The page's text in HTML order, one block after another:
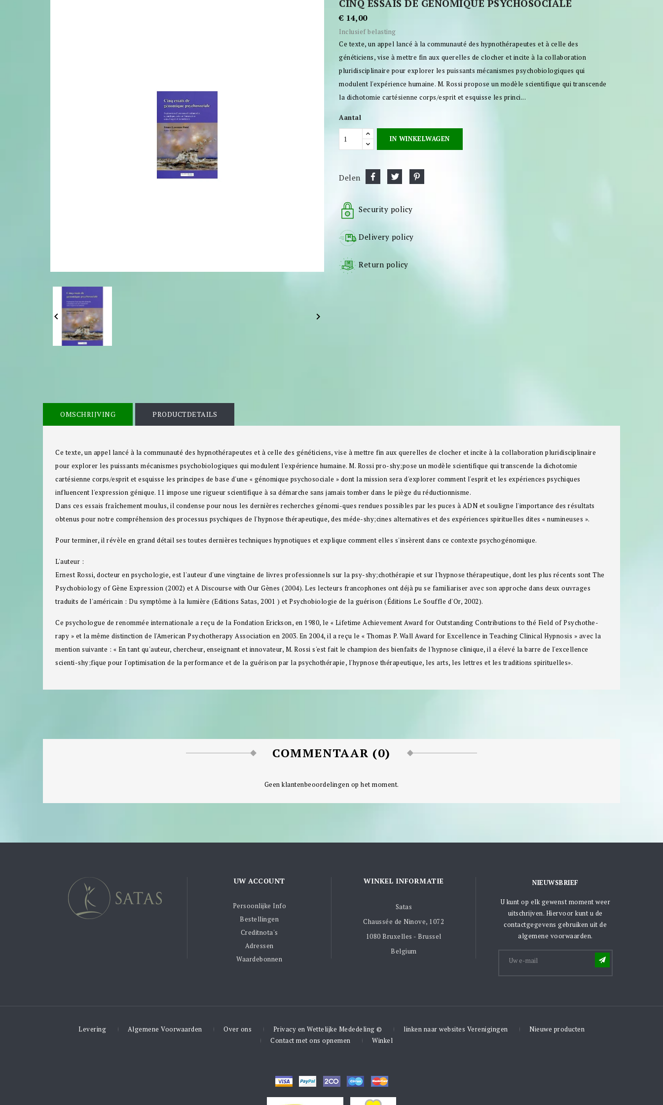
 
CINQ ESSAIS DE GÉNOMIQUE PSYCHOSOCIALE
€ 14,00
Inclusief belasting
Ce texte, un appel lancé à la communauté des hypnothérapeutes et à celle des
généticiens, vise à mettre fin aux querelles de clocher et incite à la collaboration
pluridisciplinaire pour explorer les puissants mécanismes psychobiologiques qui
modulent l'expérience humaine. M. Rossi pro­pose un modèle scientifique qui transcende
la dichotomie cartésienne corps/esprit et esquisse les princi...
Aantal
IN WINKELWAGEN
Delen
Security policy
Delivery policy
Return policy
OMSCHRIJVING PRODUCTDETAILS
Ce texte, un appel lancé à la communauté des hypnothérapeutes et à celle des généticiens, vise à mettre fin aux querelles de clocher et incite à la collaboration pluridisciplinaire
pour explorer les puissants mécanismes psychobiologiques qui modulent l'expérience humaine. M. Rossi pro-shy;pose un modèle scientifique qui transcende la dichotomie
cartésienne corps/esprit et esquisse les principes de base d'une « génomique psychosociale » dont la mission sera d'explorer comment l'esprit et les expériences psychiques
influencent l'expression génique. 11 impose une rigueur scientifique à sa démarche sans jamais tomber dans le piège du réductionnisme.
Dans ces essais fraîchement moulus, il condense pour nous les dernières recherches génomi-ques rendues possibles par les puces à ADN et souligne l'importance des résultats
obtenus pour notre compréhension des processus psychiques de l'hypnose thérapeutique, des méde-shy;cines alternatives et des expériences spirituelles dites « numineuses ».
Pour terminer, il révèle en grand détail ses toutes dernières techniques hypnotiques et explique comment elles s'insèrent dans ce contexte psychogénomique.
L'auteur :
Ernest Rossi, docteur en psychologie, est l'auteur d'une vingtaine de livres professionnels sur la psy-shy;chothérapie et sur l'hypnose thérapeutique, dont les plus récents sont The
Psychobiology of Gène Expression (2002) et A Discourse with Our Gènes (2004). Les lecteurs francophones ont déjà pu se familiariser avec son approche dans deux ouvrages
traduits de l'américain : Du symptôme à la lumière (Editions Satas, 2001 ) et Psychobiologie de la guérison (Éditions Le Souffle d'Or, 2002).
Ce psychologue de renommée internationale a reçu de la Fondation Erickson, en 1980, le « Lifetime Achievement Award for Outstanding Contributions to thé Field of Psychothe-
rapy » et la même distinction de l'American Psychotherapy Association en 2003. En 2004, il a reçu le « Thomas P. Wall Award for Excellence in Teaching Clinical Hypnosis » avec la
mention suivante : « En tant qu'auteur, chercheur, enseignant et innovateur, M. Rossi s'est fait le champion des bienfaits de l'hypnose clinique, il a élevé la barre de l'excellence
scienti-shy;fique pour l'optimisation de la performance et de la guérison par la psychothérapie, l'hypnose thérapeutique, les arts, les lettres et les traditions spirituelles».
COMMENTAAR (0)
Geen klantenbeoordelingen op het moment.
UW ACCOUNT
Persoonlijke Info
Bestellingen
Creditnota's
Adressen
Waardebonnen
WINKEL INFORMATIE
Satas
Chaussée de Ninove, 1072
1080 Bruxelles - Brussel
Belgium
NIEUWSBRIEF
U kunt op elk gewenst moment weer
uitschrijven. Hiervoor kunt u de
contactgegevens gebruiken uit de
algemene voorwaarden.
Levering Algemene Voorwaarden Over ons Privacy en Wettelijke Mededeling © linken naar websites Verenigingen
Nieuwe producten
Contact met ons opnemen
Winkel